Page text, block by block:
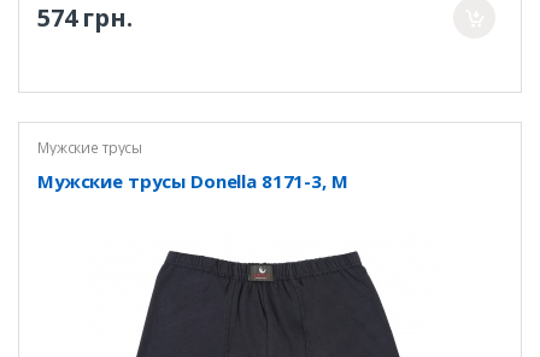
574 грн.
Мужские трусы
Мужские трусы Donella 8171-3, M